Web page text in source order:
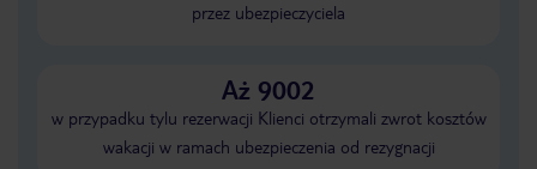
przez ubezpieczyciela
Aż 9002
w przypadku tylu rezerwacji Klienci otrzymali zwrot kosztów
wakacji w ramach ubezpieczenia od rezygnacji